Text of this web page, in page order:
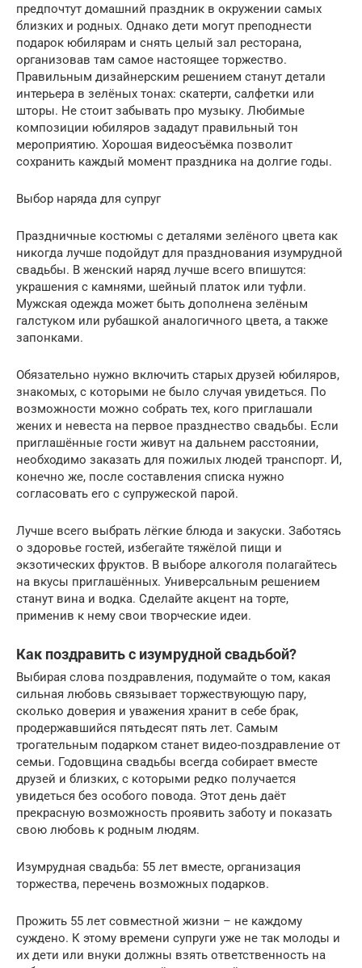
предпочтут домашний праздник в окружении самых
близких и родных. Однако дети могут преподнести
подарок юбилярам и снять целый зал ресторана,
организовав там самое настоящее торжество.
Правильным дизайнерским решением станут детали
интерьера в зелёных тонах: скатерти, салфетки или
шторы. Не стоит забывать про музыку. Любимые
композиции юбиляров зададут правильный тон
мероприятию. Хорошая видеосъёмка позволит
сохранить каждый момент праздника на долгие годы.
Выбор наряда для супруг
Праздничные костюмы с деталями зелёного цвета как
никогда лучше подойдут для празднования изумрудной
свадьбы. В женский наряд лучше всего впишутся:
украшения с камнями, шейный платок или туфли.
Мужская одежда может быть дополнена зелёным
галстуком или рубашкой аналогичного цвета, а также
запонками.
Обязательно нужно включить старых друзей юбиляров,
знакомых, с которыми не было случая увидеться. По
возможности можно собрать тех, кого приглашали
жених и невеста на первое празднество свадьбы. Если
приглашённые гости живут на дальнем расстоянии,
необходимо заказать для пожилых людей транспорт. И,
конечно же, после составления списка нужно
согласовать его с супружеской парой.
Лучше всего выбрать лёгкие блюда и закуски. Заботясь
о здоровье гостей, избегайте тяжёлой пищи и
экзотических фруктов. В выборе алкоголя полагайтесь
на вкусы приглашённых. Универсальным решением
станут вина и водка. Сделайте акцент на торте,
применив к нему свои творческие идеи.
Как поздравить с изумрудной свадьбой?
Выбирая слова поздравления, подумайте о том, какая
сильная любовь связывает торжествующую пару,
сколько доверия и уважения хранит в себе брак,
продержавшийся пятьдесят пять лет. Самым
трогательным подарком станет видео-поздравление от
семьи. Годовщина свадьбы всегда собирает вместе
друзей и близких, с которыми редко получается
увидеться без особого повода. Этот день даёт
прекрасную возможность проявить заботу и показать
свою любовь к родным людям.
Изумрудная свадьба: 55 лет вместе, организация
торжества, перечень возможных подарков.
Прожить 55 лет совместной жизни – не каждому
суждено. К этому времени супруги уже не так молоды и
их дети или внуки должны взять ответственность на